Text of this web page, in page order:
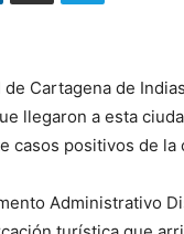
de Cartagena de
llegaron a esta
casos positivos de la
Administrativo